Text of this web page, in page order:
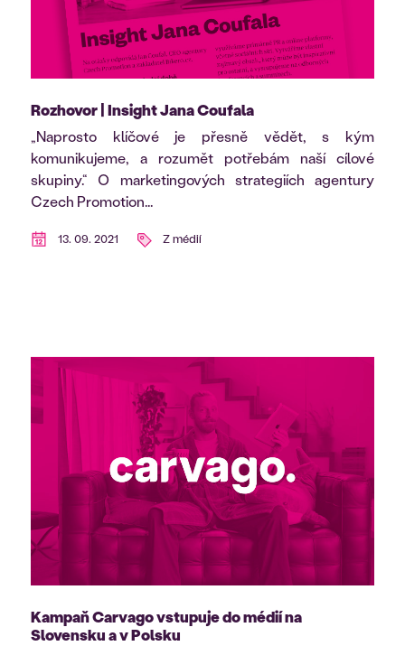
Rozhovor | Insight Jana Coufala
„Naprosto klíčové je přesně vědět, s kým
komunikujeme, a rozumět potřebám naší cílové
skupiny.“ O marketingových strategiích agentury
Czech Promotion...
13. 09. 2021 Z médií
Kampaň Carvago vstupuje do médií na
Slovensku a v Polsku